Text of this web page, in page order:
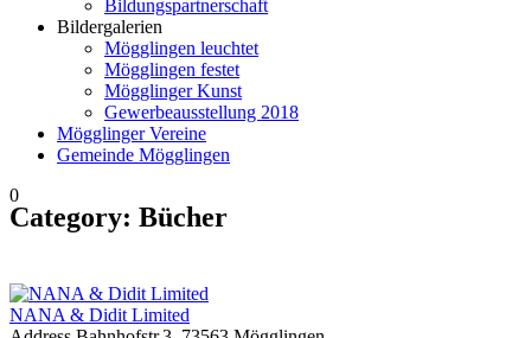
Bildungspartnerschaft
Bildergalerien
Mögglingen leuchtet
Mögglingen festet
Mögglinger Kunst
Gewerbeausstellung 2018
Mögglinger Vereine
Gemeinde Mögglingen
0
Category: Bücher
NANA & Didit Limited